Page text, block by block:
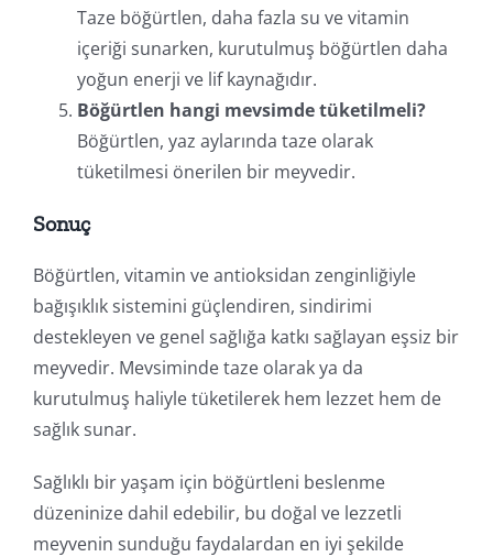
Taze böğürtlen, daha fazla su ve vitamin
içeriği sunarken, kurutulmuş böğürtlen daha
yoğun enerji ve lif kaynağıdır.
Böğürtlen hangi mevsimde tüketilmeli?
Böğürtlen, yaz aylarında taze olarak
tüketilmesi önerilen bir meyvedir.
Sonuç
Böğürtlen, vitamin ve antioksidan zenginliğiyle
bağışıklık sistemini güçlendiren, sindirimi
destekleyen ve genel sağlığa katkı sağlayan eşsiz bir
meyvedir. Mevsiminde taze olarak ya da
kurutulmuş haliyle tüketilerek hem lezzet hem de
sağlık sunar.
Sağlıklı bir yaşam için böğürtleni beslenme
düzeninize dahil edebilir, bu doğal ve lezzetli
meyvenin sunduğu faydalardan en iyi şekilde